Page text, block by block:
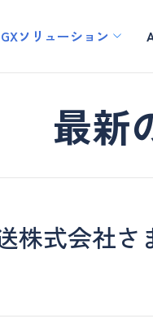
GXソリューション
最新
株式会社さ